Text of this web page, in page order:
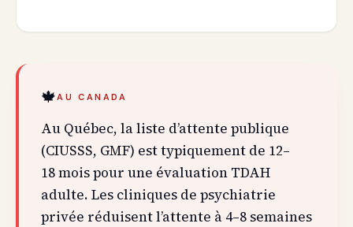
🍁AU CANADA
Au Québec, la liste d’attente publique
(CIUSSS, GMF) est typiquement de 12–
18 mois pour une évaluation TDAH
adulte. Les cliniques de psychiatrie
privée réduisent l’attente à 4–8 semaines